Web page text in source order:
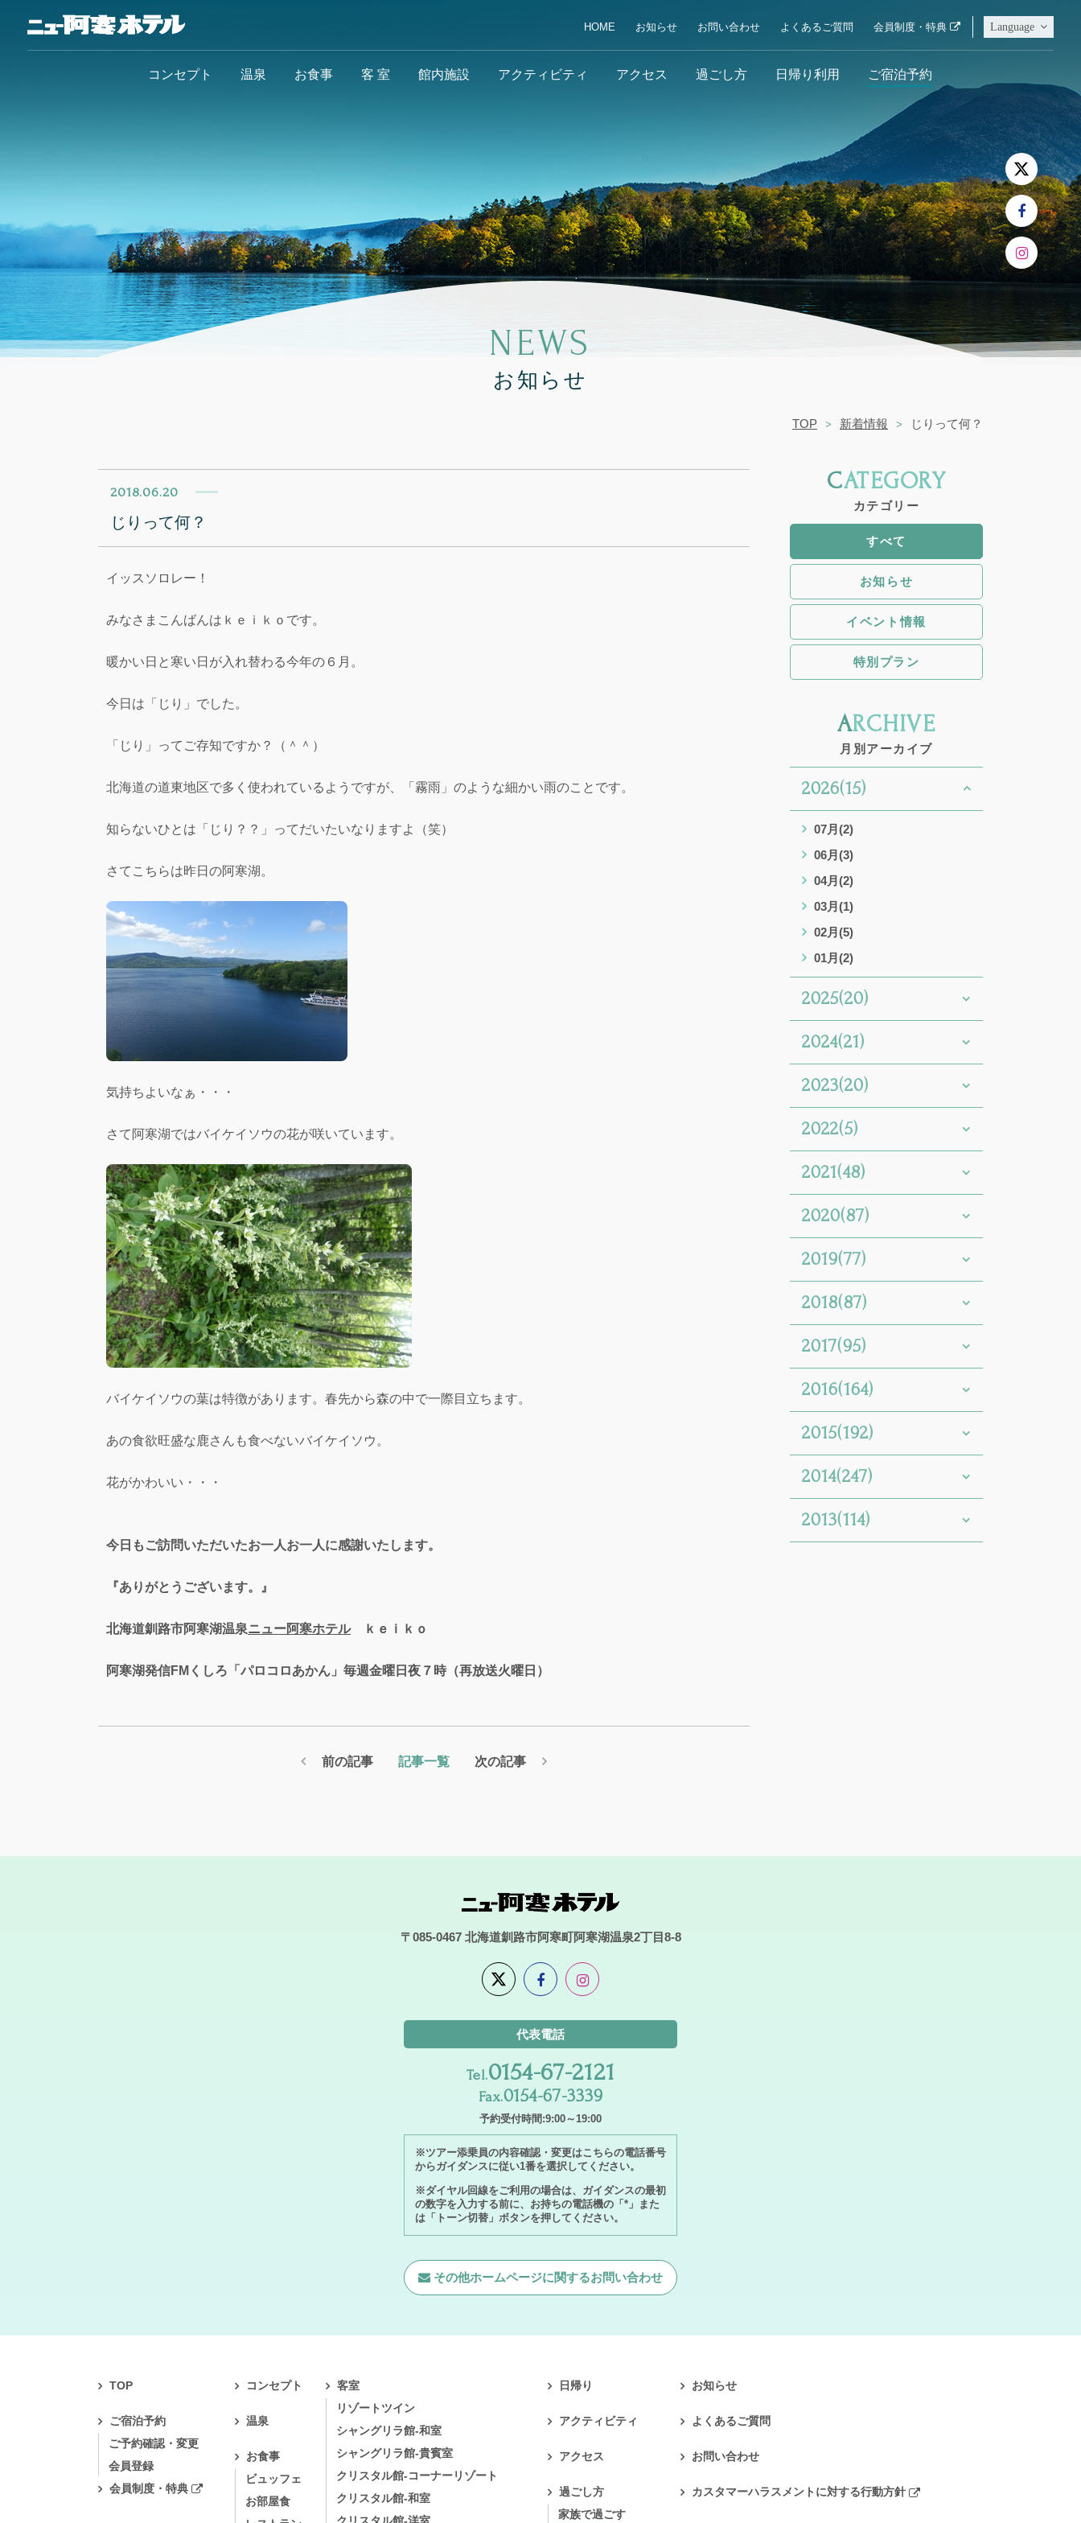
HOME お知らせ お問い合わせ よくあるご質問 会員制度・特典 Language
コンセプト 温泉 お食事 客 室 館内施設 アクティビティ アクセス 過ごし方 日帰り利用 ご宿泊予約
NEWS
お知らせ
TOP 新着情報 じりって何？
2018.06.20
じりって何？
イッスソロレー！
みなさまこんばんはｋｅｉｋｏです。
暖かい日と寒い日が入れ替わる今年の６月。
今日は「じり」でした。
「じり」ってご存知ですか？（＾＾）
北海道の道東地区で多く使われているようですが、「霧雨」のような細かい雨のことです。
知らないひとは「じり？？」ってだいたいなりますよ（笑）
さてこちらは昨日の阿寒湖。
気持ちよいなぁ・・・
さて阿寒湖ではバイケイソウの花が咲いています。
バイケイソウの葉は特徴があります。春先から森の中で一際目立ちます。
あの食欲旺盛な鹿さんも食べないバイケイソウ。
花がかわいい・・・
今日もご訪問いただいたお一人お一人に感謝いたします。
『ありがとうございます。』
北海道釧路市阿寒湖温泉ニュー阿寒ホテルｋｅｉｋｏ
阿寒湖発信FMくしろ「パロコロあかん」毎週金曜日夜７時（再放送火曜日）
前の記事 記事一覧 次の記事
CATEGORY
カテゴリー
すべて
お知らせ
イベント情報
特別プラン
ARCHIVE
月別アーカイブ
2026(15)
07月(2)
06月(3)
04月(2)
03月(1)
02月(5)
01月(2)
2025(20)
2024(21)
2023(20)
2022(5)
2021(48)
2020(87)
2019(77)
2018(87)
2017(95)
2016(164)
2015(192)
2014(247)
2013(114)
〒085-0467 北海道釧路市阿寒町阿寒湖温泉2丁目8-8
代表電話
Tel.0154-67-2121
Fax.0154-67-3339
予約受付時間:9:00～19:00
※ツアー添乗員の内容確認・変更はこちらの電話番号
からガイダンスに従い1番を選択してください。
※ダイヤル回線をご利用の場合は、ガイダンスの最初
の数字を入力する前に、お持ちの電話機の「*」また
は「トーン切替」ボタンを押してください。
その他ホームページに関するお問い合わせ
TOP
ご宿泊予約
ご予約確認・変更
会員登録
会員制度・特典
コンセプト
温泉
お食事
ビュッフェ
お部屋食
客室
リゾートツイン
シャングリラ館-和室
シャングリラ館-貴賓室
クリスタル館-コーナーリゾート
クリスタル館-和室
クリスタル館-洋室
日帰り
アクティビティ
アクセス
過ごし方
家族で過ごす
お知らせ
よくあるご質問
お問い合わせ
カスタマーハラスメントに対する行動方針